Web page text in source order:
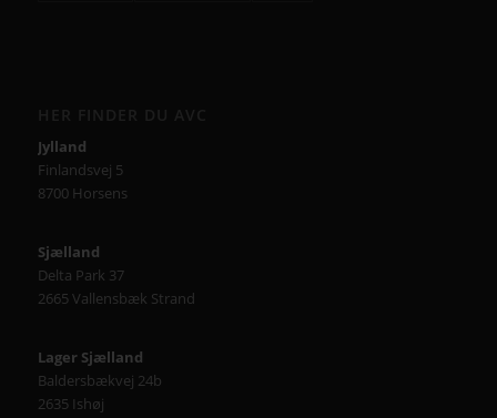
Jylland
Finlandsvej 5
8700 Horsens
Sjælland
Delta Park 37
2665 Vallensbæk Strand
Lager Sjælland
Baldersbækvej 24b
2635 Ishøj